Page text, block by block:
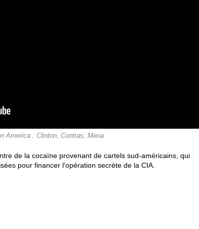
America : Clinton, Contras, Mena
de la cocaïne provenant de cartels sud-américains, qui
pour financer l'opération secrète de la CIA.